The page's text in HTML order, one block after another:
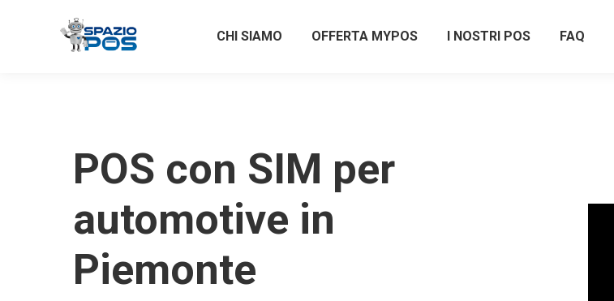
CHI SIAMO OFFERTA MYPOS I NOSTRI POS FAQ
POS con SIM per
automotive in
Piemonte